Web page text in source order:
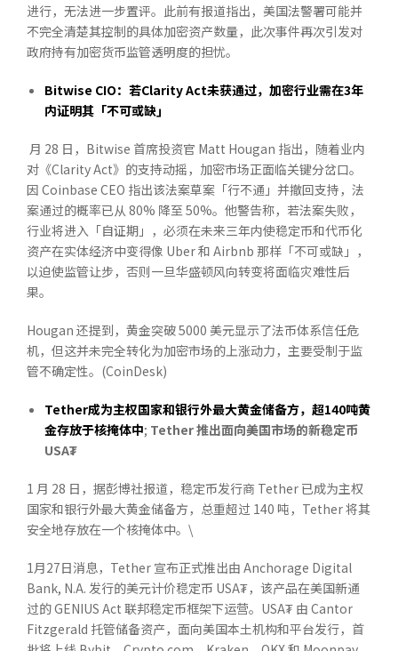
进行，无法进一步置评。此前有报道指出，美国法警署可能并
不完全清楚其控制的具体加密资产数量，此次事件再次引发对
政府持有加密货币监管透明度的担忧。
Bitwise CIO：若Clarity Act未获通过，加密行业需在3年
内证明其「不可或缺」
月 28 日，Bitwise 首席投资官 Matt Hougan 指出，随着业内
对《Clarity Act》的支持动摇，加密市场正面临关键分岔口。
因 Coinbase CEO 指出该法案草案「行不通」并撤回支持，法
案通过的概率已从 80% 降至 50%。他警告称，若法案失败，
行业将进入「自证期」，必须在未来三年内使稳定币和代币化
资产在实体经济中变得像 Uber 和 Airbnb 那样「不可或缺」，
以迫使监管让步，否则一旦华盛顿风向转变将面临灾难性后
果。
Hougan 还提到，黄金突破 5000 美元显示了法币体系信任危
机，但这并未完全转化为加密市场的上涨动力，主要受制于监
管不确定性。(CoinDesk)
Tether成为主权国家和银行外最大黄金储备方，超140吨黄
金存放于核掩体中; Tether推出面向美国市场的新稳定币
USA₮
1 月 28 日，据彭博社报道，稳定币发行商 Tether 已成为主权
国家和银行外最大黄金储备方，总重超过 140 吨，Tether 将其
安全地存放在一个核掩体中。\
1月27日消息，Tether 宣布正式推出由 Anchorage Digital
Bank, N.A. 发行的美元计价稳定币 USA₮，该产品在美国新通
过的 GENIUS Act 联邦稳定币框架下运营。USA₮ 由 Cantor
Fitzgerald 托管储备资产，面向美国本土机构和平台发行，首